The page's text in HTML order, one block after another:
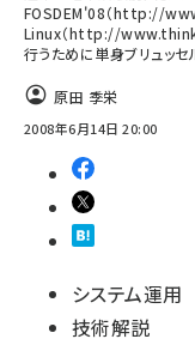
FOSDEM'08（http://
Linux（http://
行うために単身ブリュッ
原田 季栄
2008年6月14日 20:00
システム運用
技術解説